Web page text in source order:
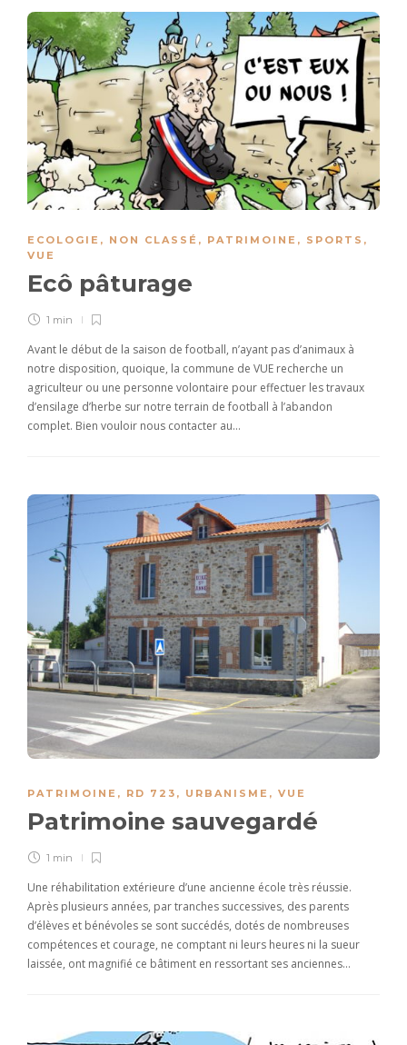
ECOLOGIE , NON CLASSÉ , PATRIMOINE , SPORTS ,
VUE
Ecô pâturage
1 min
Avant le début de la saison de football, n’ayant pas d’animaux à
notre disposition, quoique, la commune de VUE recherche un
agriculteur ou une personne volontaire pour effectuer les travaux
d’ensilage d’herbe sur notre terrain de football à l’abandon
complet. Bien vouloir nous contacter au…
PATRIMOINE , RD 723 , URBANISME , VUE
Patrimoine sauvegardé
1 min
Une réhabilitation extérieure d’une ancienne école très réussie.
Après plusieurs années, par tranches successives, des parents
d’élèves et bénévoles se sont succédés, dotés de nombreuses
compétences et courage, ne comptant ni leurs heures ni la sueur
laissée, ont magnifié ce bâtiment en ressortant ses anciennes…